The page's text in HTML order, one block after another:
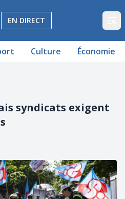
Vaud et Fribourg
EN DIRECT
Culture Économie
syndicats exigent